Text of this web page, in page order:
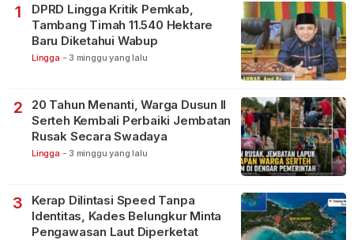
1
DPRD Lingga Kritik Pemkab,
Tambang Timah 11.540 Hektare
Baru Diketahui Wabup
Lingga - 3 minggu yang lalu
2
20 Tahun Menanti, Warga Dusun II
Serteh Kembali Perbaiki Jembatan
Rusak Secara Swadaya
Lingga - 3 minggu yang lalu
3
Kerap Dilintasi Speed Tanpa
Identitas, Kades Belungkur Minta
Pengawasan Laut Diperketat